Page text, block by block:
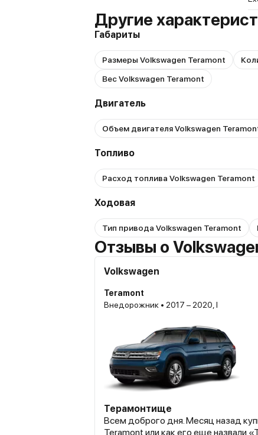
Другие
Габариты
Размеры Volkswagen Teramont
Вес Volkswagen Teramont
Двигатель
Объем двигателя Volkswagen
Топливо
Расход топлива Volkswagen Teramont
Ходовая
Тип привода Volkswagen Teramont
Отзывы о
Volkswagen
Teramont
Внедорожник • 2017 – 2020, I
Терамонтище
Всем доброго дня. Месяц назад
Teramont или как его еще назвали